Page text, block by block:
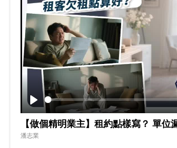
Play
【做個精明業主】租約點樣寫？ 單
潘志業